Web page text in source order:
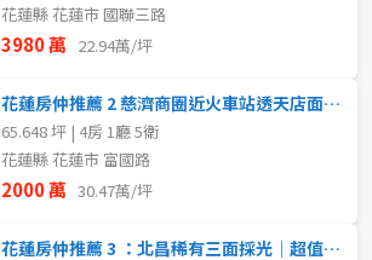
花蓮縣 花蓮市 國聯三路
3980 萬 22.94萬/坪
花蓮房仲推薦 2 慈濟商圈近火車站透天店面加收租四套房
65.648 坪 | 4房 1廳 5衛
花蓮縣 花蓮市 富國路
2000 萬 30.47萬/坪
花蓮房仲推薦 3 ：北昌稀有三面採光｜超值雙層｜類透天美寓